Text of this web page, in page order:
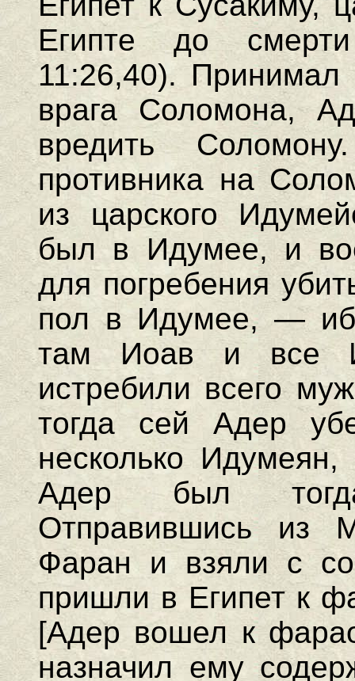
Египте до
11:26,40).
врага Соломона,
вредить
противника на
из царского
был в Идумее, и
для погребения
пол в Идумее, —
там Иоав и все
истребили всего
тогда сей Адер
несколько
Адер был
Отправившись из
Фаран и взяли с
пришли в Египет к
[Адер вошел к
назначил ему